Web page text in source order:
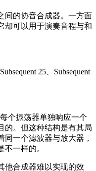
间的协音合成器。一方面
却可以用于演奏音程与和
25、Subsequent
个振荡器单独响应一个
的。但这种结构是有其局
一个滤波器与放大器，
一样的。
他合成器难以实现的效